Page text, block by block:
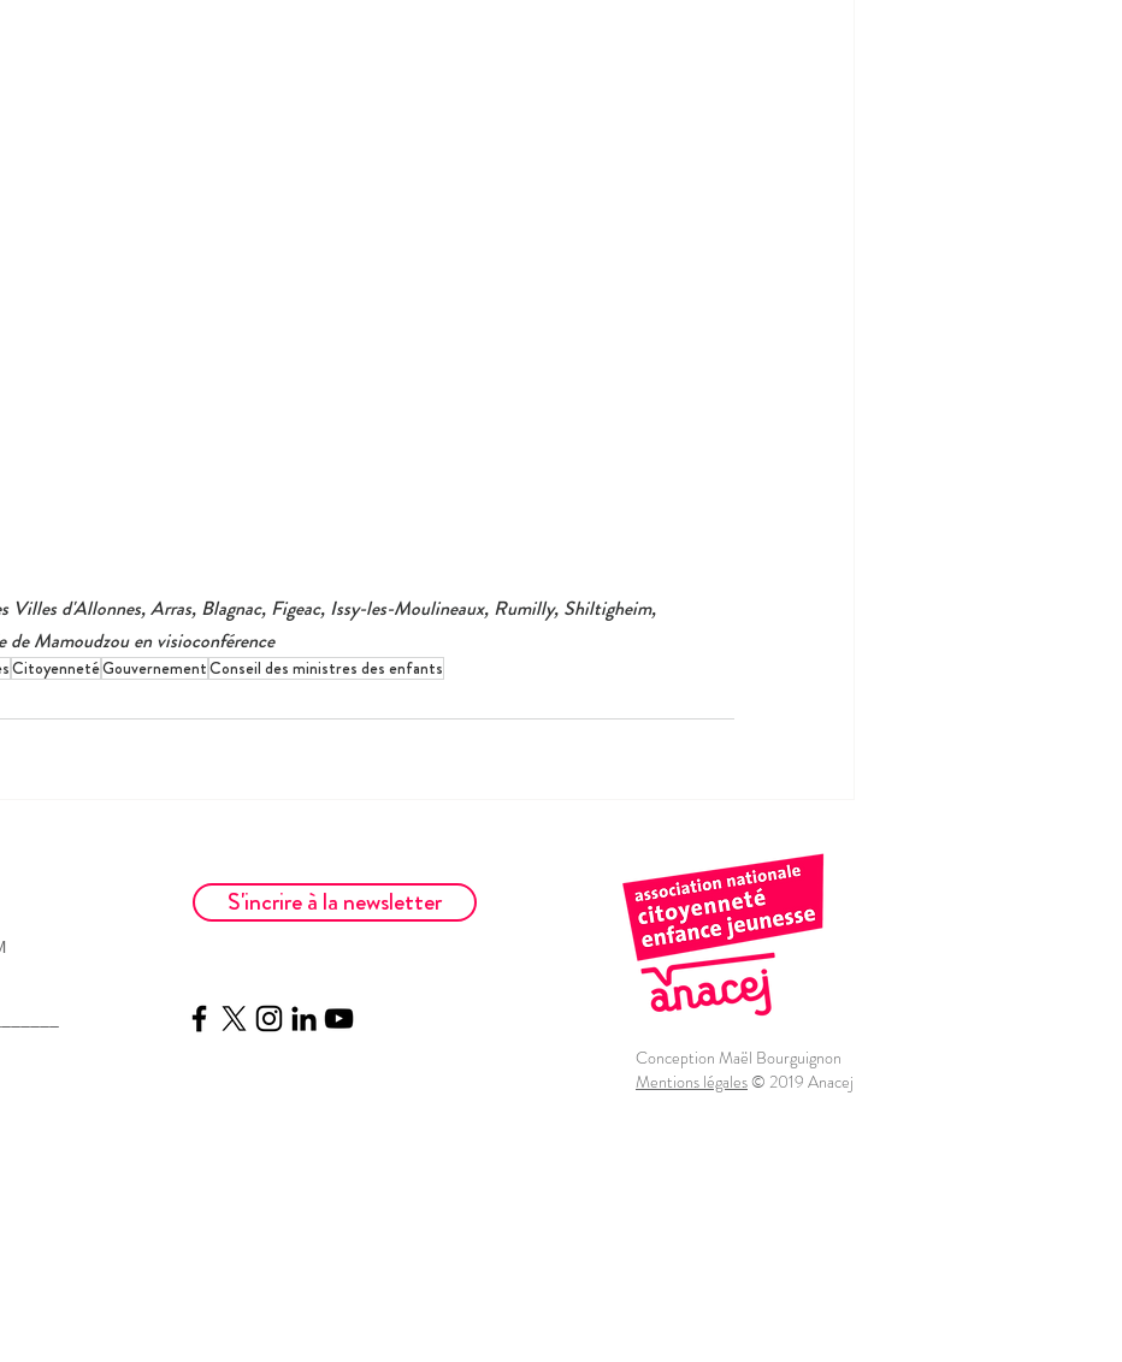
Villes d'Allonnes, Arras, Blagnac, Figeac, Issy-les-Moulineaux, Rumilly, Shiltigheim,
Mamoudzou en visioconférence
CitoyennetéGouvernementConseil des ministres des enfants
S'incrire à la newsletter
Conception Maël Bourguignon
Mentions légales© 2019 Anacej